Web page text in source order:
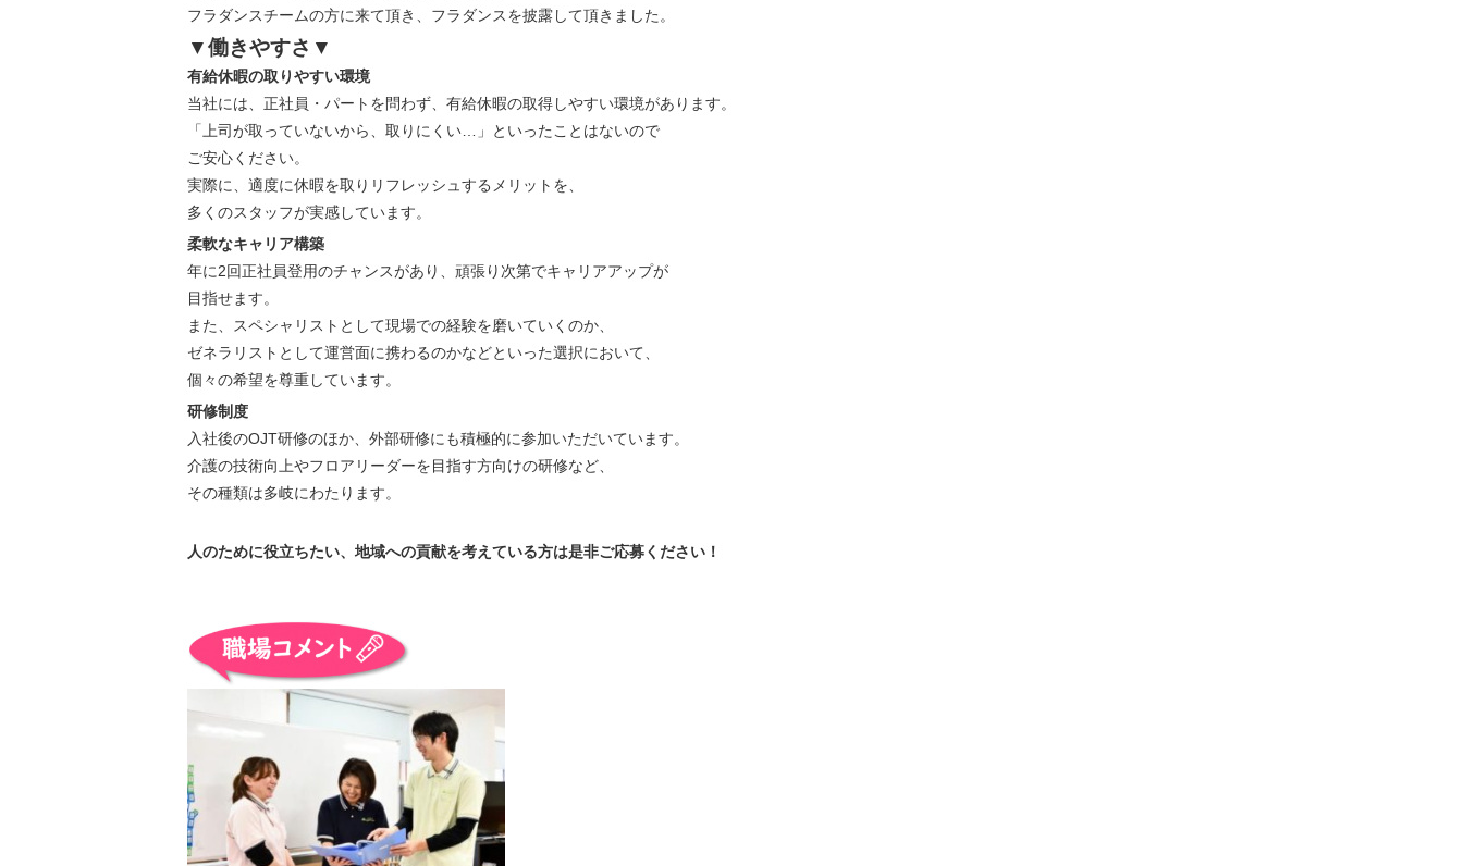
フラダンスチームの方に来て頂き、フラダンスを披露して頂きました。
▼働きやすさ▼
有給休暇の取りやすい環境
当社には、正社員・パートを問わず、有給休暇の取得しやすい環境があります。
「上司が取っていないから、取りにくい…」といったことはないので
ご安心ください。
実際に、適度に休暇を取りリフレッシュするメリットを、
多くのスタッフが実感しています。
柔軟なキャリア構築
年に2回正社員登用のチャンスがあり、頑張り次第でキャリアアップが
目指せます。
また、スペシャリストとして現場での経験を磨いていくのか、
ゼネラリストとして運営面に携わるのかなどといった選択において、
個々の希望を尊重しています。
研修制度
入社後のOJT研修のほか、外部研修にも積極的に参加いただいています。
介護の技術向上やフロアリーダーを目指す方向けの研修など、
その種類は多岐にわたります。
人のために役立ちたい、地域への貢献を考えている方は是非ご応募ください！